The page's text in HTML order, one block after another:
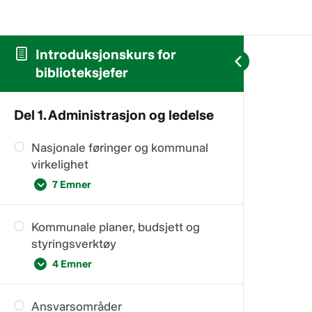
Introduksjonskurs for
biblioteksjefer
Del 1. Administrasjon og ledelse
Nasjonale føringer og kommunal
virkelighet
7 Emner
Kommunal leder og fagperson
Bibliotekloven
Kommunale planer, budsjett og
styringsverktøy
4 Emner
Ansvarsområder